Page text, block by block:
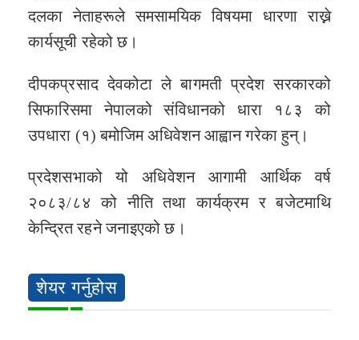
दलका नेताहरूले समसामयिक विषयमा धारणा राख्ने
कार्यसूची रहेको छ।
दीपकप्रसाद देवकोटा ले बागमती प्रदेश सरकारको
सिफारिसमा नेपालको संविधानको धारा १८३ को
उपधारा (१) बमोजिम अधिवेशन आह्वान गरेका हुन्।
प्रदेशसभाको यो अधिवेशन आगामी आर्थिक वर्ष
२०८३/८४ को नीति तथा कार्यक्रम र बजेटमाथि
केन्द्रित रहने जनाइएको छ।
शेयर गर्नुहोस